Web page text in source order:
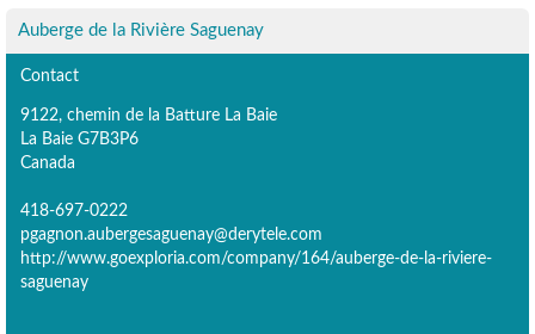
Auberge de la Rivière Saguenay
Contact
9122, chemin de la Batture La Baie
La Baie G7B3P6
Canada
418-697-0222
pgagnon.aubergesaguenay@derytele.com
http://www.goexploria.com/company/164/auberge-de-la-riviere-
saguenay